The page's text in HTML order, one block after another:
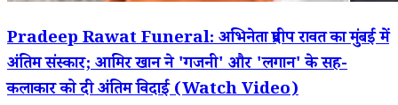
Pradeep Rawat Funeral: अभिनेता प्रदीप रावत का मुंबई में
अंतिम संस्कार; आमिर खान ने 'गजनी' और 'लगान' के सह-
कलाकार को दी अंतिम विदाई (Watch Video)